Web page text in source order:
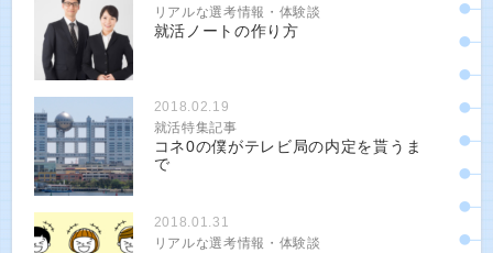
リアルな選考情報・体験談
就活ノートの作り方
2018.02.19
就活特集記事
コネ0の僕がテレビ局の内定を貰うま
で
2018.01.31
リアルな選考情報・体験談